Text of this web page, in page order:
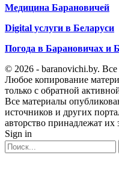
Медицина Барановичей
Digital услуги в Беларуси
Погода в Барановичах и
© 2026 - baranovichi.by.
Любое копирование
только с обратной
Все материалы
источников и других
авторство принадлежат
Sign in